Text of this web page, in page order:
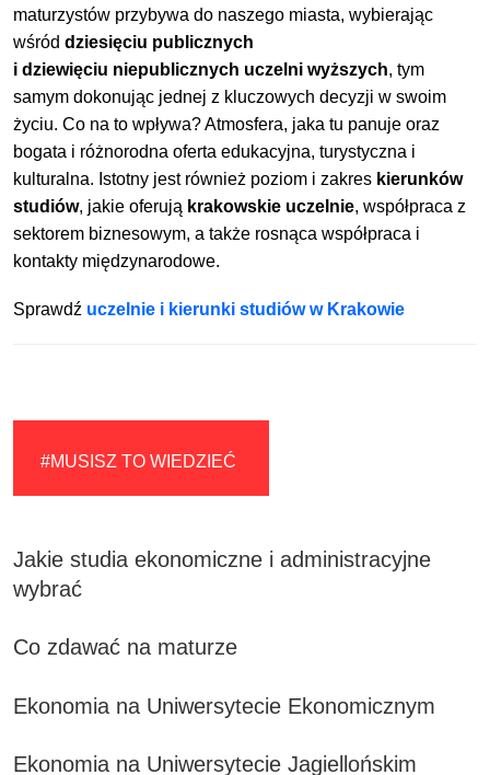
maturzystów przybywa do naszego miasta, wybierając
wśród dziesięciu publicznych
idziewięciu niepublicznych uczelni wyższych, tym
samym dokonując jednej z kluczowych decyzji w swoim
życiu. Co na to wpływa? Atmosfera, jaka tu panuje oraz
bogata i różnorodna oferta edukacyjna, turystyczna i
kulturalna. Istotny jest również poziom i zakres kierunków
studiów, jakie oferują krakowskie uczelnie, współpraca z
sektorem biznesowym, a także rosnąca współpraca i
kontakty międzynarodowe.
Sprawdź uczelnie i kierunki studiów w Krakowie
#MUSISZ TO WIEDZIEĆ
Jakie studia ekonomiczne i administracyjne
wybrać
Co zdawać na maturze
Ekonomia na Uniwersytecie Ekonomicznym
Ekonomia na Uniwersytecie Jagiellońskim